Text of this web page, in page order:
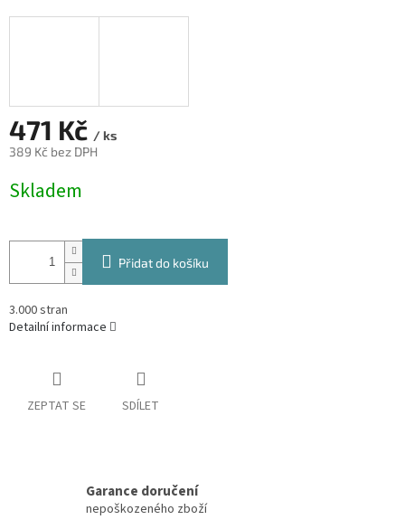
471 Kč / ks
389 Kč bez DPH
cena:
Skladem
Přidat do košíku
3.000 stran
Detailní informace
ZEPTAT SE SDÍLET
Garance doručení
nepoškozeného zboží